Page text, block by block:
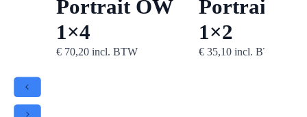
Portrait OW
1×4
€ 70,20 incl. BTW
Portrait
1×2
€ 35,10 incl. BTW